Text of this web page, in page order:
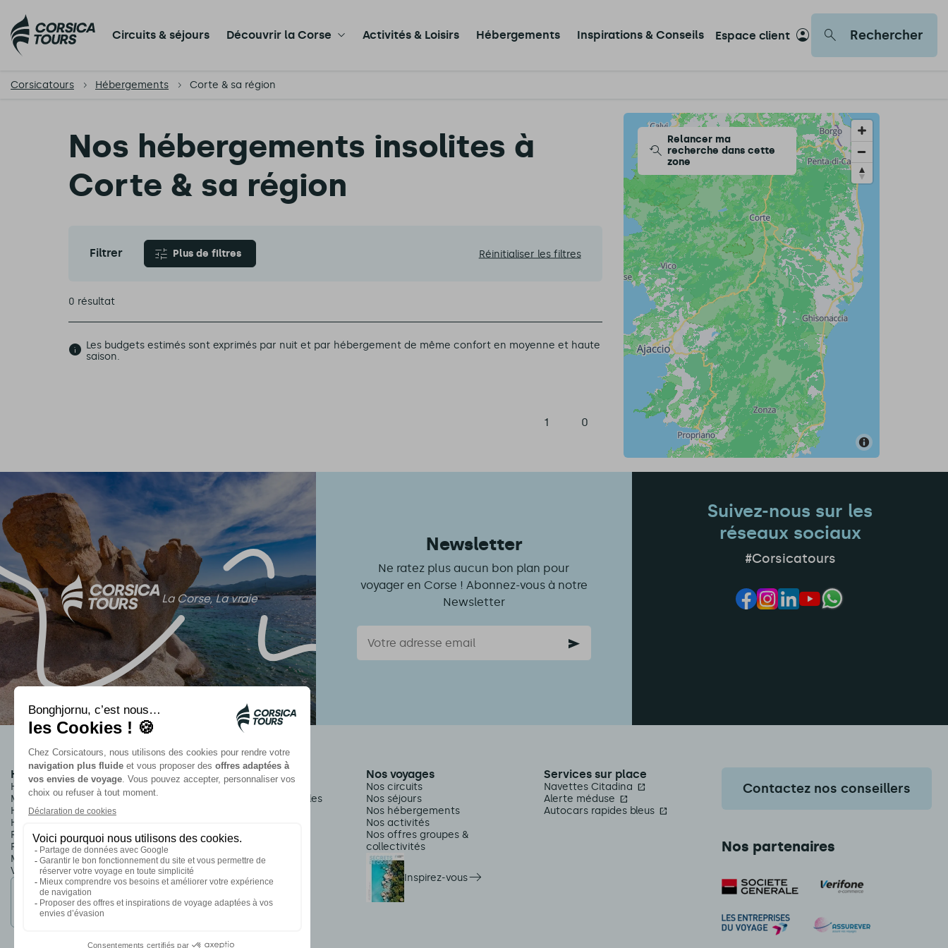
Circuits & séjours Découvrir la Corse Activités & Loisirs Hébergements Inspirations & Conseils Espace client Rechercher
Corsicatours Hébergements Corte & sa région
Nos hébergements insolites à
Corte & sa région
Filtrer Réinitialiser les filtres
Plus de filtres
0 résultat
Les budgets estimés sont exprimés par nuit et par hébergement de même confort en moyenne et haute
saison.
1 0
Relancer ma
recherche dans cette
zone
La Corse, La vraie
Newsletter
Ne ratez plus aucun bon plan pour
voyager en Corse ! Abonnez-vous à notre
Newsletter
Courriel
Suivez-nous sur les
réseaux sociaux
#Corsicatours
Hébergements du groupe
Hôtel Club*** & Résidence
Marina Viva
Hôtel**** Roi Théodore
Hôtel**** Campo dell'Oro
Résidence*** Royal Palm
Résidence*** Campo Di
Mare
Village*** Paese Di Lava
Membre du
groupe Ettori
Informations
Qui sommes-nous ?
Nos engagements durables
Conditions de ventes
Nos voyages
Nos circuits
Nos séjours
Nos hébergements
Nos activités
Nos offres groupes &
collectivités
Inspirez-vous
Services sur place
Navettes Citadina
Alerte méduse
Autocars rapides bleus
Contactez nos conseillers
Nos partenaires